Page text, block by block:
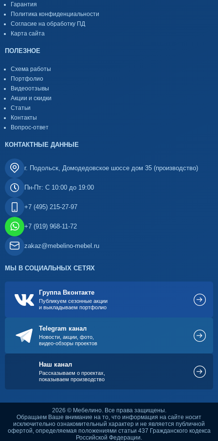
Гарантия
Политика конфиденциальности
Согласие на обработку ПД
Карта сайта
ПОЛЕЗНОЕ
Схема работы
Портфолио
Видеоотзывы
Акции и скидки
Статьи
Контакты
Вопрос-ответ
КОНТАКТНЫЕ ДАННЫЕ
г. Подольск, Домодедовское шоссе дом 35 (производство)
Пн-Пт: С 10:00 до 19:00
+7 (495) 215-27-97
+7 (919) 968-11-72
zakaz@mebelino-mebel.ru
МЫ В СОЦИАЛЬНЫХ СЕТЯХ
Группа Вконтакте
Публикуем сезонные акции
и выкладываем портфолио
Telegram канал
Новости, акции, фото,
видео-обзоры проектов
Наш канал
Рассказываем о проектах,
показываем производство
2026 © Мебелино. Все права защищены.
Обращаем Ваше внимание на то, что информация на сайте носит
исключительно ознакомительный характер и не является публичной
офертой, определяемая положениями статьи 437 Гражданского кодекса
Российской Федерации.